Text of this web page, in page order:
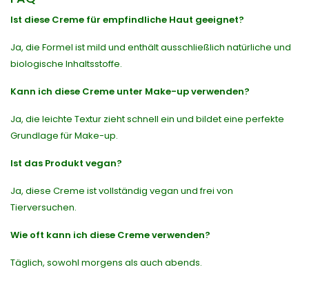
Ist diese Creme für empfindliche Haut geeignet?
Ja, die Formel ist mild und enthält ausschließlich natürliche und
biologische Inhaltsstoffe.
Kann ich diese Creme unter Make-up verwenden?
Ja, die leichte Textur zieht schnell ein und bildet eine perfekte
Grundlage für Make-up.
Ist das Produkt vegan?
Ja, diese Creme ist vollständig vegan und frei von
Tierversuchen.
Wie oft kann ich diese Creme verwenden?
Täglich, sowohl morgens als auch abends.